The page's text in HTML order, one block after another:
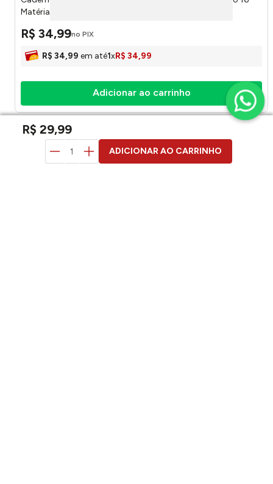
R$ 29,99
ADICIONAR AO CARRINHO
Matérias 256 Folhas 395293 - Tilibra
R$ 34,99no PIX
R$ 34,99 em até1xR$ 34,99
Adicionar ao carrinho
duvidas? pergunte aqui